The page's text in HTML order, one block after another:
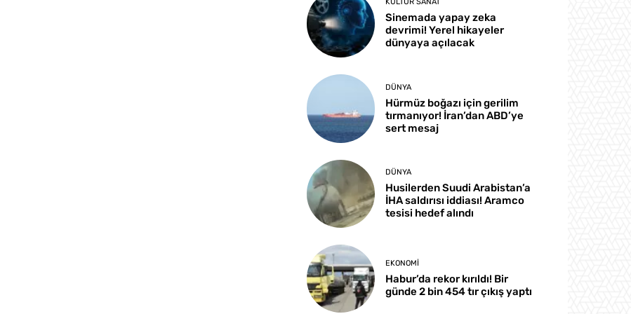
KÜLTÜR SANAT
Sinemada yapay zeka
devrimi! Yerel hikayeler
dünyaya açılacak
DÜNYA
Hürmüz boğazı için gerilim
tırmanıyor! İran’dan ABD’ye
sert mesaj
DÜNYA
Husilerden Suudi Arabistan’a
İHA saldırısı iddiası! Aramco
tesisi hedef alındı
EKONOMI
Habur’da rekor kırıldı! Bir
günde 2 bin 454 tır çıkış yaptı